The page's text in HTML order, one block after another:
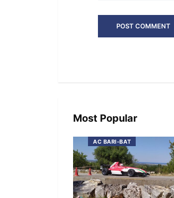
Most Popular
AC BARI-BAT